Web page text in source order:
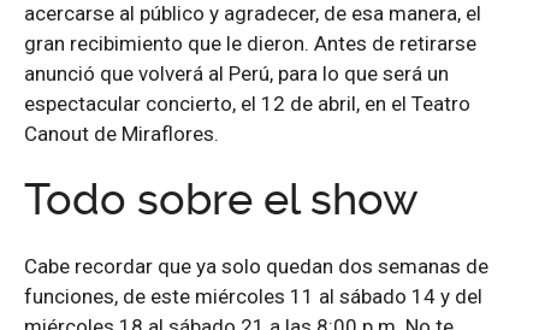
acercarse al público y agradecer, de esa manera, el
gran recibimiento que le dieron. Antes de retirarse
anunció que volverá al Perú, para lo que será un
espectacular concierto, el 12 de abril, en el Teatro
Canout de Miraflores.
Todo sobre el show
Cabe recordar que ya solo quedan dos semanas de
funciones, de este miércoles 11 al sábado 14 y del